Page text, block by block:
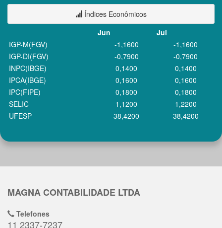
Índices Econômicos
Jun
Jul
IGP-M(FGV)
-1,1600
-1,1600
IGP-DI(FGV)
-0,7900
-0,7900
INPC(IBGE)
0,1400
0,1400
IPCA(IBGE)
0,1600
0,1600
IPC(FIPE)
0,1800
0,1800
SELIC
1,1200
1,2200
UFESP
38,4200 38,4200
MAGNA CONTABILIDADE LTDA
Telefones
11 2337-7237